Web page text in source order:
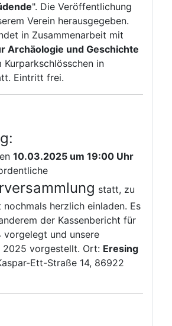
". Die Veröffentlichung
Verein herausgegeben.
in Zusammenarbeit mit
Archäologie und Geschichte
Kurparkschlösschen in
Eintritt frei.
10.03.2025 um 19:00 Uhr
statt, zu
herzlich einladen. Es
der Kassenbericht für
vorgelegt und unsere
vorgestellt. Ort: Eresing
Ett-Straße 14, 86922